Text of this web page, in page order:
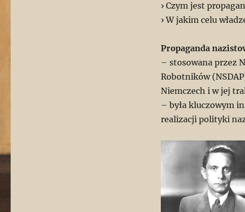
› Czym jest
› W jakim celu
Propaganda
– stosowana przez
Robotników
Niemczech i w jej
– była kluczowym
realizacji polityki